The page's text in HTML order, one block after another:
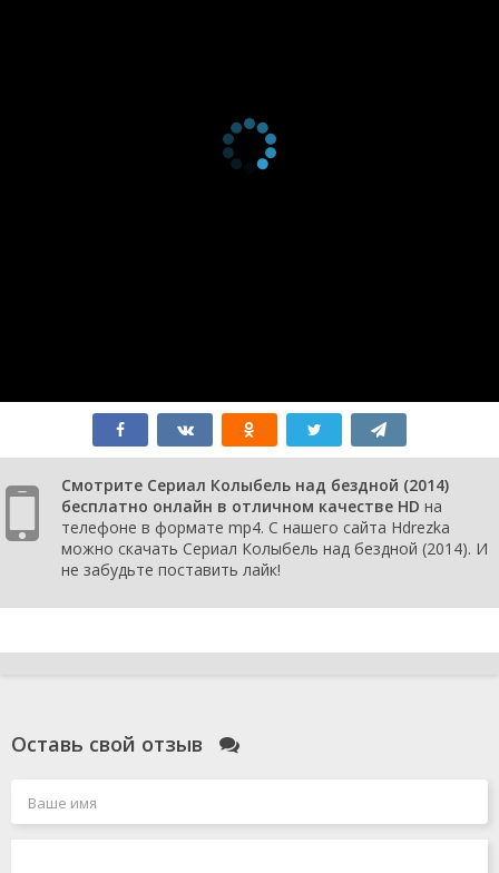
Смотрите Сериал Колыбель над бездной (2014)
бесплатно онлайн в отличном качестве HD на
телефоне в формате mp4. С нашего сайта Hdrezka
можно скачать Сериал Колыбель над бездной (2014). И
не забудьте поставить лайк!
Оставь свой отзыв